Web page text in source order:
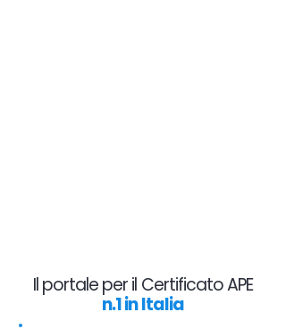
Il portale per il Certificato APE
n.1 in Italia